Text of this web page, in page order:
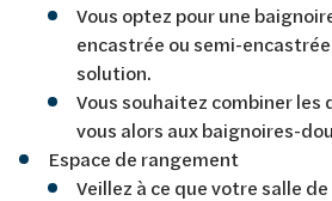
Vous optez pour une
encastrée ou semi-
solution.
Vous souhaitez combiner les
vous alors aux baignoires-
Espace de rangement
Veillez à ce que votre salle de